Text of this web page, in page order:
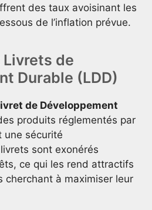
des taux avoisinant les
de l’inflation prévue.
de
Durable (LDD)
de Développement
produits réglementés par
une sécurité
sont exonérés
ce qui les rend attractifs
cherchant à maximiser leur